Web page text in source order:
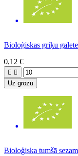
Bioloģiskas griķu
0,12 €
 
Uz grozu
Bioloģiska tumšā